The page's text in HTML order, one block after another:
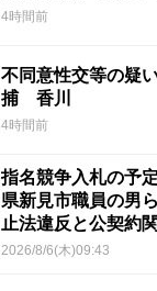
4時間前
不同意性交等の疑
捕 香川
4時間前
指名競争入札の予
県新見市職員の男
止法違反と公契約
い
2026/8/6(木)09:43